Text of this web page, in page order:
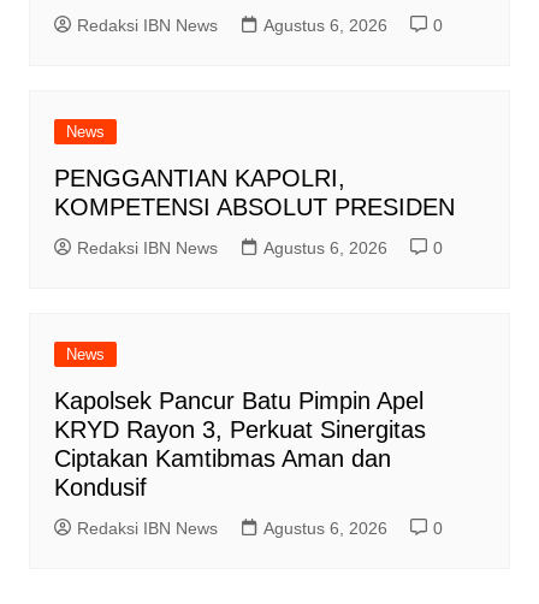
Redaksi IBN News Agustus 6, 2026 0
News
PENGGANTIAN KAPOLRI,
KOMPETENSI ABSOLUT PRESIDEN
Redaksi IBN News Agustus 6, 2026 0
News
Kapolsek Pancur Batu Pimpin Apel
KRYD Rayon 3, Perkuat Sinergitas
Ciptakan Kamtibmas Aman dan
Kondusif
Redaksi IBN News Agustus 6, 2026 0